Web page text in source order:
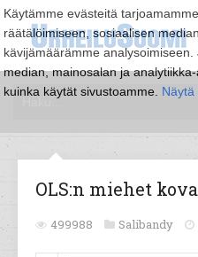
Käytämme evästeitä
räätälöimiseen, sosiaalisen
kävijämäärämme
median, mainosalan ja
kuinka käytät sivustoamme. Näytä
OLS:n miehet
499988 Salibandy